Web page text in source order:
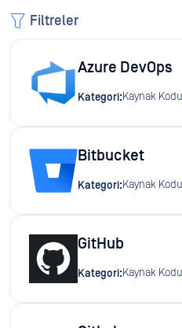
Filtreler
Azure DevOps
Kategori:Kaynak Kodu
Bitbucket
Kategori:Kaynak Kodu
GitHub
Kategori:Kaynak Kodu